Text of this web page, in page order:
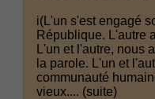
i(L'un s'est engagé
République. L'autre
L'un et l'autre, nous
la parole. L'un et
communauté
vieux.... (suite)